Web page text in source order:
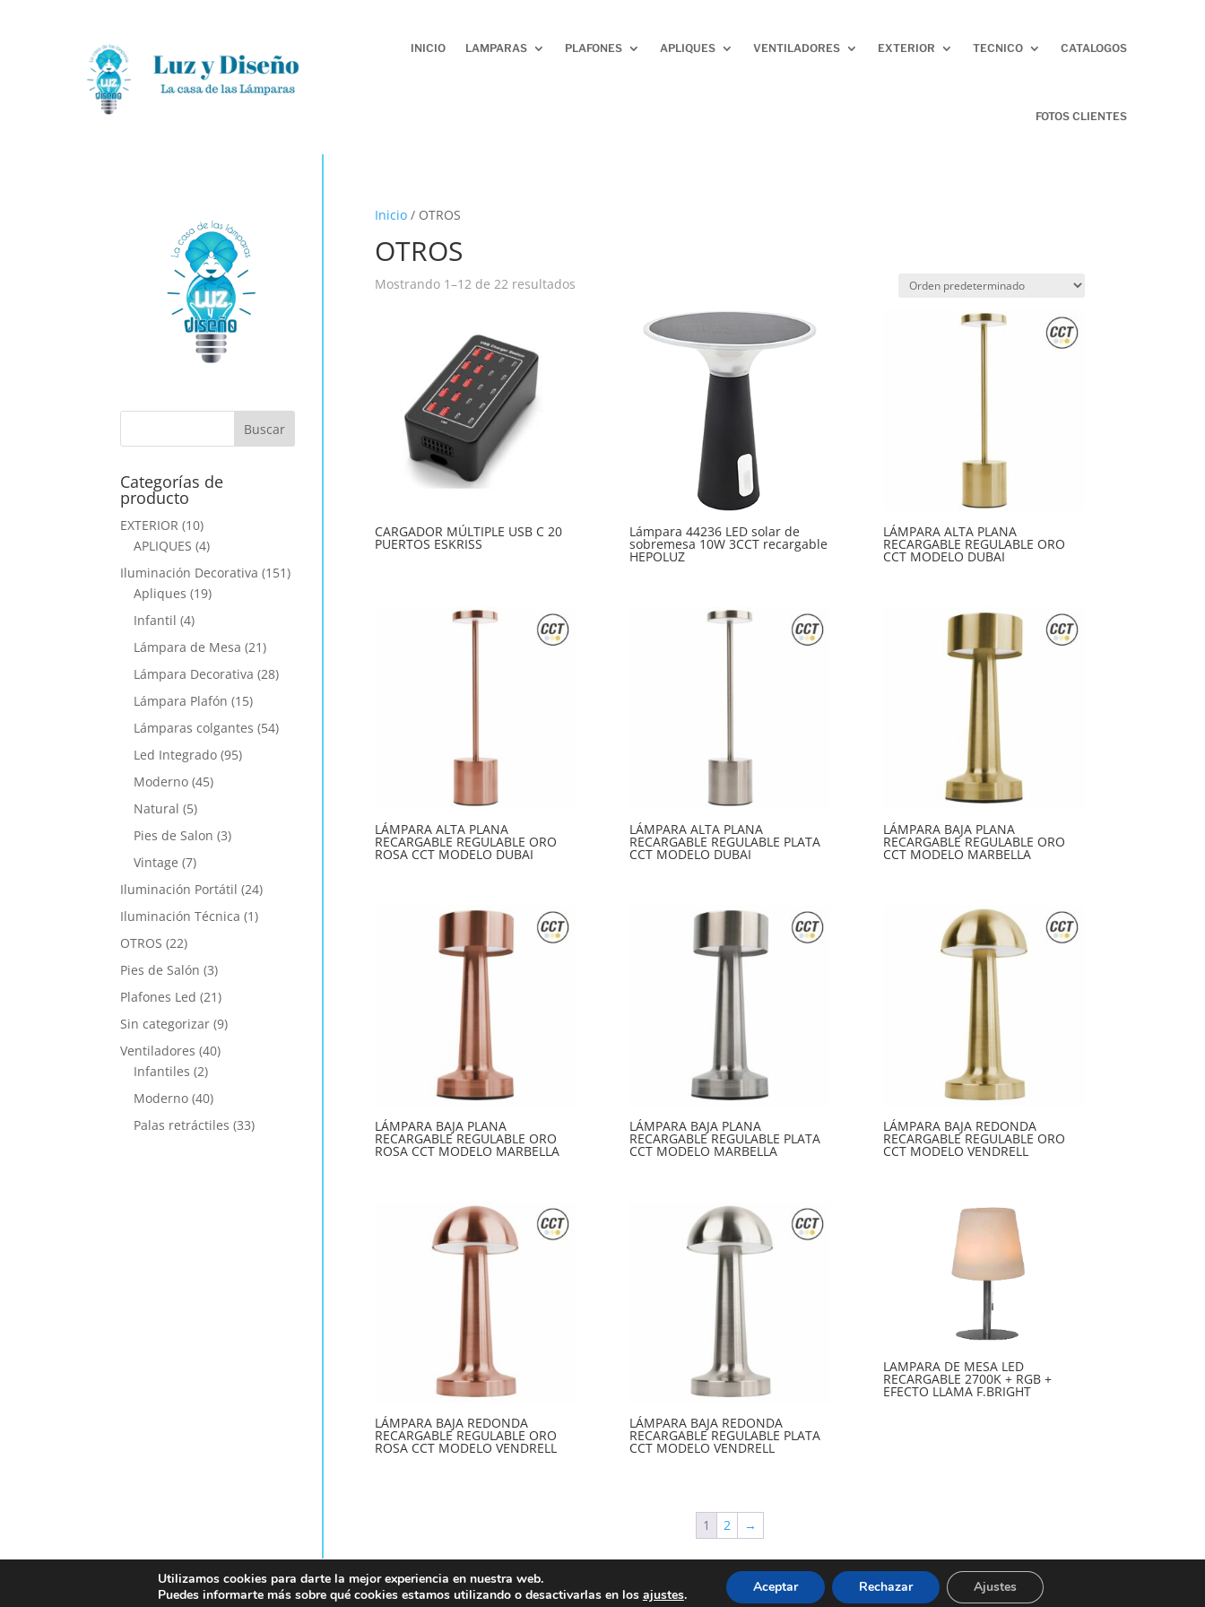
INICIO LAMPARAS PLAFONES APLIQUES VENTILADORES EXTERIOR TECNICO CATALOGOS
FOTOS CLIENTES
Inicio/ OTROS
OTROS
Mostrando 1–12 de 22 resultados
CARGADOR MÚLTIPLE USB C 20
PUERTOS ESKRISS
Lámpara 44236 LED solar de
sobremesa 10W 3CCT recargable
HEPOLUZ
LÁMPARA ALTA PLANA
RECARGABLE REGULABLE ORO
CCT MODELO DUBAI
LÁMPARA ALTA PLANA
RECARGABLE REGULABLE ORO
ROSA CCT MODELO DUBAI
LÁMPARA ALTA PLANA
RECARGABLE REGULABLE PLATA
CCT MODELO DUBAI
LÁMPARA BAJA PLANA
RECARGABLE REGULABLE ORO
CCT MODELO MARBELLA
LÁMPARA BAJA PLANA
RECARGABLE REGULABLE ORO
ROSA CCT MODELO MARBELLA
LÁMPARA BAJA PLANA
RECARGABLE REGULABLE PLATA
CCT MODELO MARBELLA
LÁMPARA BAJA REDONDA
RECARGABLE REGULABLE ORO
CCT MODELO VENDRELL
LÁMPARA BAJA REDONDA
RECARGABLE REGULABLE ORO
ROSA CCT MODELO VENDRELL
LÁMPARA BAJA REDONDA
RECARGABLE REGULABLE PLATA
CCT MODELO VENDRELL
LAMPARA DE MESA LED
RECARGABLE 2700K + RGB +
EFECTO LLAMA F.BRIGHT
1 2 →
Categorías de
producto
EXTERIOR (10)
APLIQUES (4)
Iluminación Decorativa (151)
Apliques (19)
Infantil (4)
Lámpara de Mesa (21)
Lámpara Decorativa (28)
Lámpara Plafón (15)
Lámparas colgantes (54)
Led Integrado (95)
Moderno (45)
Natural (5)
Pies de Salon (3)
Vintage (7)
Iluminación Portátil (24)
Iluminación Técnica (1)
OTROS (22)
Pies de Salón (3)
Plafones Led (21)
Sin categorizar (9)
Ventiladores (40)
Infantiles (2)
Moderno (40)
Palas retráctiles (33)
© Copyright - Luz y Diseño S.L. 2017. Creado por IngeniApp
Utilizamos cookies para darte la mejor experiencia en nuestra web.
Puedes informarte más sobre qué cookies estamos utilizando o desactivarlas en los ajustes. Aceptar Rechazar Ajustes